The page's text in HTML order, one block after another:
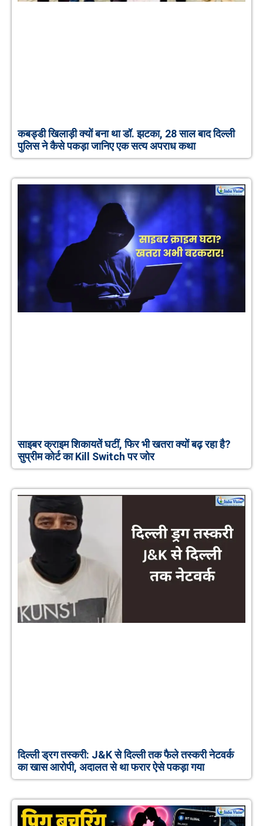
कबड्डी खिलाड़ी क्यों बना था डॉ. झटका, 28 साल बाद दिल्ली
पुलिस ने कैसे पकड़ा जानिए एक सत्य अपराध कथा
साइबर क्राइम शिकायतें घटीं, फिर भी खतरा क्यों बढ़ रहा है?
सुप्रीम कोर्ट का Kill Switch पर जोर
दिल्ली ड्रग तस्करी: J&K से दिल्ली तक फैले तस्करी नेटवर्क
का खास आरोपी, अदालत से था फरार ऐसे पकड़ा गया